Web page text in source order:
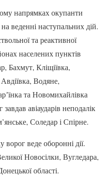
напрямках окупанти
веденні наступальних дій.
та реактивної
населених пунктів
Бахмут, Кліщіївка,
Водяне,
та Новомихайлівка
авіаударів неподалік
Соледар і Спірне.
веде оборонні дії.
Новосілки, Вугледара,
області.